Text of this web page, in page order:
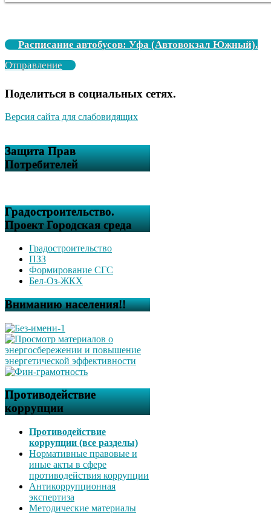
Расписание автобусов: Уфа (Автовокзал Южный).
Отправление
Поделиться в социальных сетях.
Версия сайта для слабовидящих
Защита Прав
Потребителей
Градостроительство.
Проект Городская среда
Градостроительство
ПЗЗ
Формирование СГС
Бел-Оз-ЖКХ
Вниманию населения!!
Противодействие
коррупции
Противодействие
коррупции (все разделы)
Нормативные правовые и
иные акты в сфере
противодействия коррупции
Антикоррупционная
экспертиза
Методические материалы